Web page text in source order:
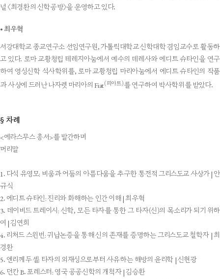
널 〈최경환의 신학공방〉을 운영하고 있다.
•최우혁
서강대학교 종교연구소 선임연구원, 가톨릭대학교 신학대학 겸임교수로 활동하
고 있다. 로마 교황청립 테레지아눔에서 예수의 데레사와 에디트 슈타인을 연구
하여 영성신학 석사학위를, 로마 교황청립 마리아눔에서 에디트 슈타인의 작품
과 사상에 드러난 나자렛 마리아의 Fiat(피아트)를 연구하여 박사학위를 받았다.
§차례
<에라스무스 총서>를 발간하며
머리말
1. 다석 유영모: 비움과 어둠의 아름다움을 추구한 통전적 그리스도교 사상가 | 안
규식
2. 에디트 슈타인: 진리와 화해하는 인간 이해 | 최우혁
3. 데이비드 트레이시: 신학, 모든 타자를 통한 그 타자(신)의 목소리가 되기 위하
여 | 김연희
4. 리처드 스윈번: 귀납논증을 통해 신의 존재를 증명하는 그리스도교 철학자 | 최
경환
5. 엔리께 두셀: 타자의 외재성으로부터 사유하는 해방의 윤리학 | 신현광
6. 던칸 B. 포레스터: 영국 공공신학의 개척자 | 김승환